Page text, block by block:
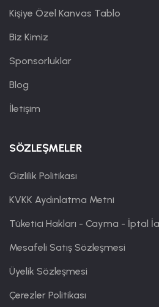
Kişiye Özel Kanvas Tablo
Biz Kimiz
Sponsorluklar
Blog
İletişim
SÖZLEŞMELER
Gizlilik Politikası
KVKK Aydınlatma Metni
Tüketici Hakları - Cayma - İptal
Mesafeli Satış Sözleşmesi
Üyelik Sözleşmesi
Çerezler Politikası